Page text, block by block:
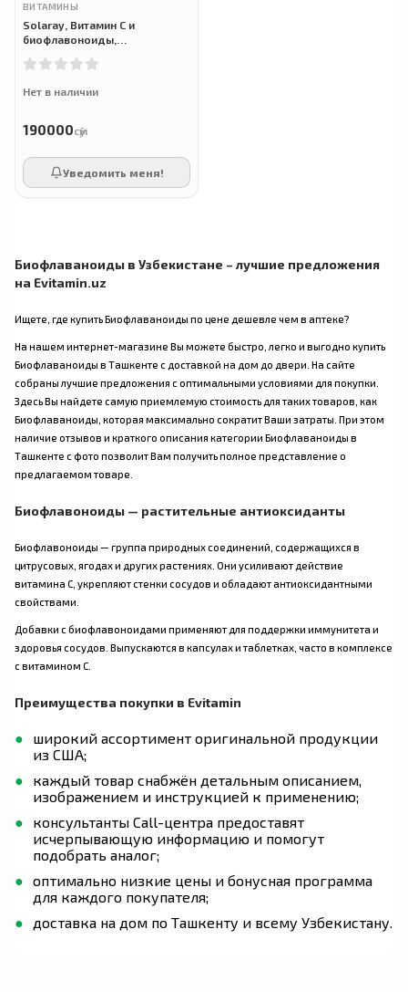
ВИТАМИНЫ
Solaray, Витамин C и
биофлавоноиды,
растительных капсул
Нет в наличии
190000сӯм
Уведомить меня!
Биофлаваноиды в Узбекистане – лучшие предложения
на Evitamin.uz
Ищете, где купить Биофлаваноиды по цене дешевле чем в аптеке?
На нашем интернет-магазине Вы можете быстро, легко и выгодно купить
Биофлаваноиды в Ташкенте с доставкой на дом до двери. На сайте
собраны лучшие предложения с оптимальными условиями для покупки.
Здесь Вы найдете самую приемлемую стоимость для таких товаров, как
Биофлаваноиды, которая максимально сократит Ваши затраты. При этом
наличие отзывов и краткого описания категории Биофлаваноиды в
Ташкенте с фото позволит Вам получить полное представление о
предлагаемом товаре.
Биофлавоноиды — растительные антиоксиданты
Биофлавоноиды — группа природных соединений, содержащихся в
цитрусовых, ягодах и других растениях. Они усиливают действие
витамина С, укрепляют стенки сосудов и обладают антиоксидантными
свойствами.
Добавки с биофлавоноидами применяют для поддержки иммунитета и
здоровья сосудов. Выпускаются в капсулах и таблетках, часто в комплексе
с витамином С.
Преимущества покупки в Evitamin
широкий ассортимент оригинальной продукции
из США;
каждый товар снабжён детальным описанием,
изображением и инструкцией к применению;
консультанты Call-центра предоставят
исчерпывающую информацию и помогут
подобрать аналог;
оптимально низкие цены и бонусная программа
для каждого покупателя;
доставка на дом по Ташкенту и всему Узбекистану.